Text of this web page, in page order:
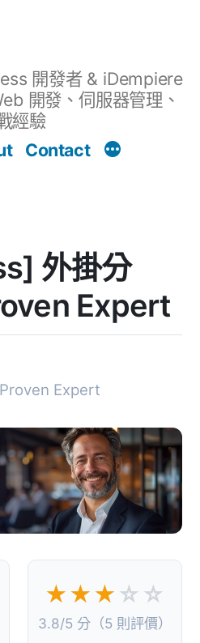
開發者 & iDempiere
開發、伺服器管理、
經驗
Contact
外掛分
Expert
Expert
★★★ ☆☆
3.8/5 分（5 則評價）